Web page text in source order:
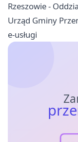
Rzeszowie -
Urząd Gminy
e-usługi